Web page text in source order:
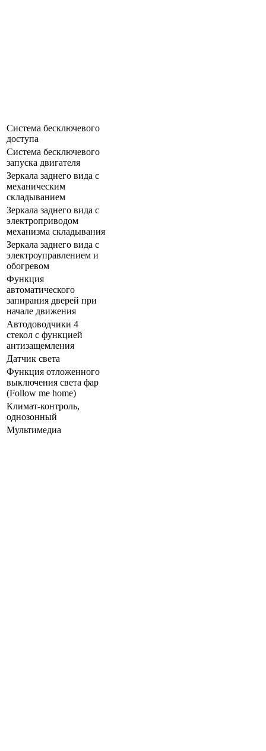
Система бесключевого
доступа
Система бесключевого
запуска двигателя
Зеркала заднего вида с
механическим
складыванием
Зеркала заднего вида с
электроприводом
механизма складывания
Зеркала заднего вида с
электроуправлением и
обогревом
Функция
автоматического
запирания дверей при
начале движения
Автодоводчики 4
стекол с функцией
антизащемления
Датчик света
Функция отложенного
выключения света фар
(Follow me home)
Климат-контроль,
однозонный
Мультимедиа